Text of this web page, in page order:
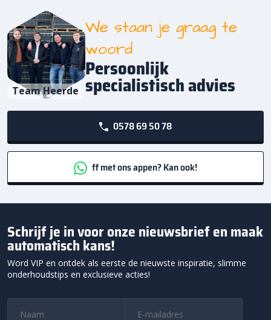
Team Heerde
We staan je graag te
woord
Persoonlijk
specialistisch advies
0578 69 50 78
ff met ons appen? Kan ook!
Schrijf je in voor onze nieuwsbrief en maak
automatisch kans!
Word VIP en ontdek als eerste de nieuwste inspiratie, slimme
onderhoudstips en exclusieve acties!